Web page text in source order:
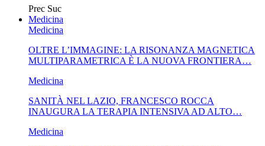
Prec Suc
Medicina
Medicina
OLTRE L’IMMAGINE: LA RISONANZA MAGNETICA
MULTIPARAMETRICA È LA NUOVA FRONTIERA…
Medicina
SANITÀ NEL LAZIO, FRANCESCO ROCCA
INAUGURA LA TERAPIA INTENSIVA AD ALTO…
Medicina